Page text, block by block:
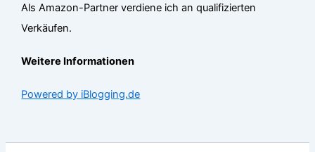
Als Amazon-Partner verdiene ich an qualifizierten
Verkäufen.
Weitere Informationen
Powered by iBlogging.de